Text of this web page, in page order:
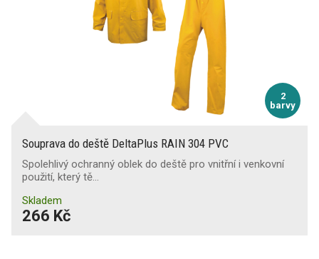
2
barvy
Souprava do deště DeltaPlus RAIN 304 PVC
Spolehlivý ochranný oblek do deště pro vnitřní i venkovní
použití, který tě…
Skladem
266 Kč